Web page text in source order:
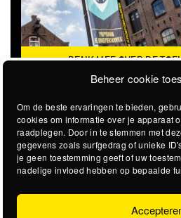
Beheer cookie
Om de beste ervaringen te bieden,
cookies om informatie over je apparaat
raadplegen. Door in te stemmen met
gegevens zoals surfgedrag of unieke
je geen toestemming geeft of uw
nadelige invloed hebben op bepaalde
DENK MEE OVER DE